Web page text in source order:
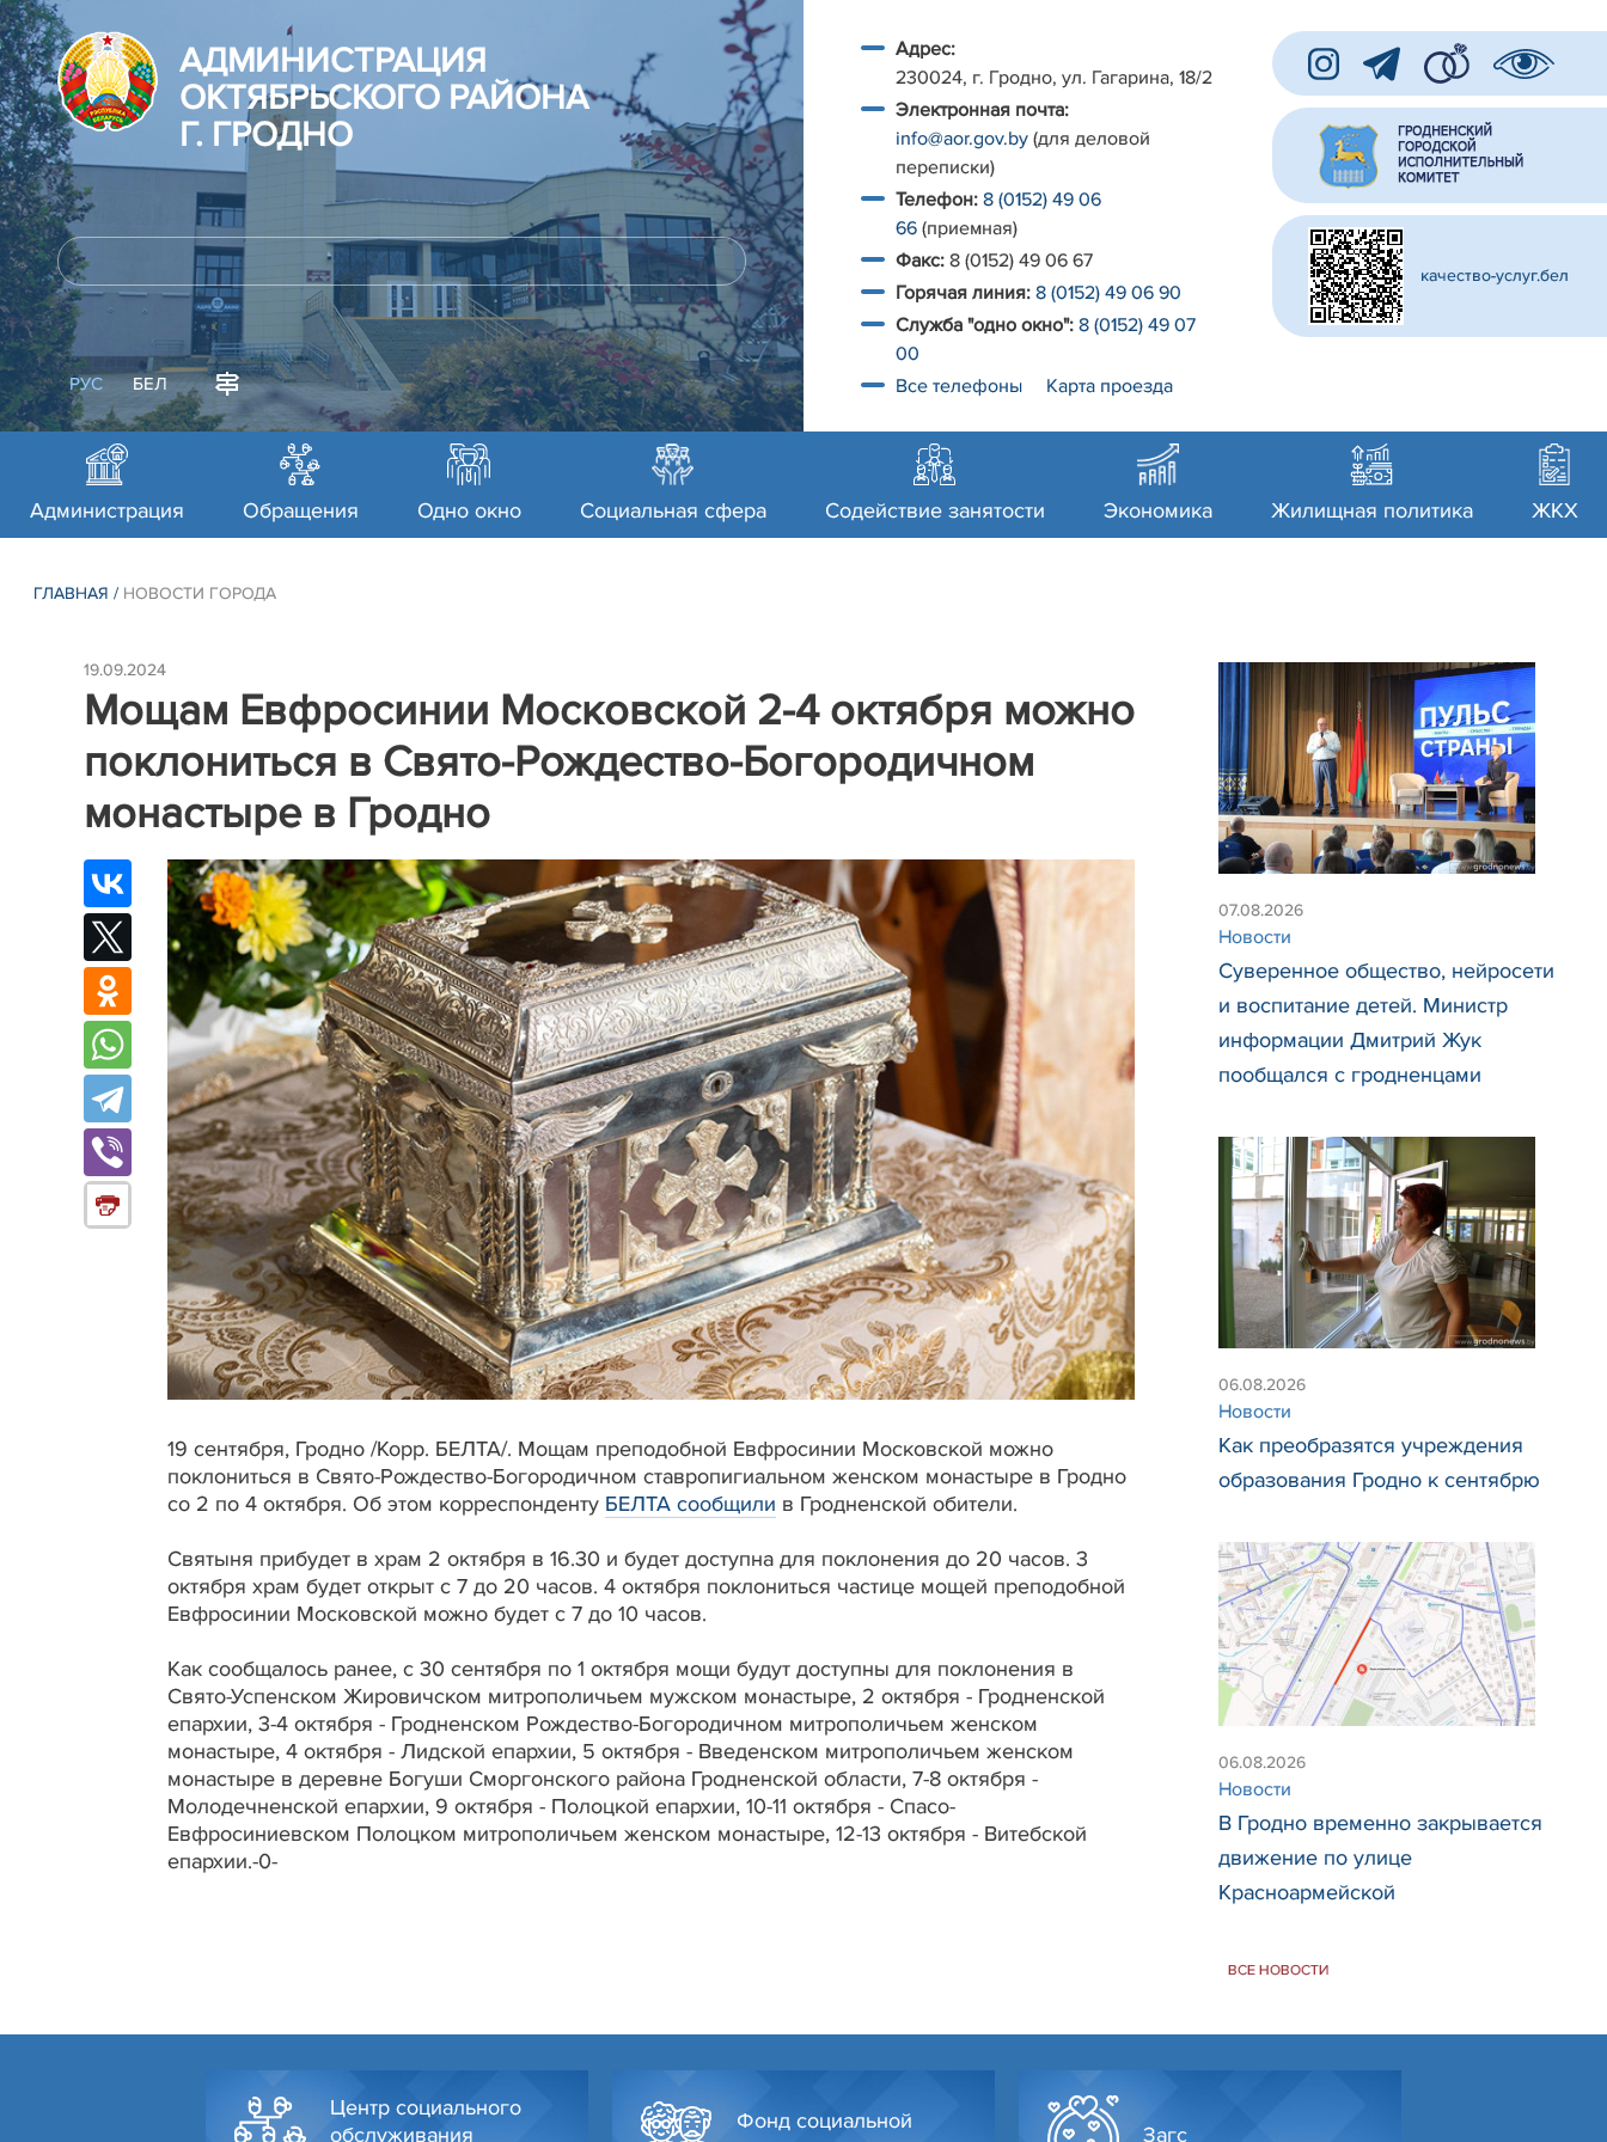
АДМИНИСТРАЦИЯ
ОКТЯБРЬСКОГО РАЙОНА
Г. ГРОДНО
РУС БЕЛ
Адрес:
230024, г. Гродно, ул. Гагарина, 18/2
Электронная почта:
info@aor.gov.by (для деловой
переписки)
Телефон: 8 (0152) 49 06
66 (приемная)
Факс: 8 (0152) 49 06 67
Горячая линия: 8 (0152) 49 06 90
Служба "одно окно": 8 (0152) 49 07
00
Все телефоны
Карта проезда
качество-услуг.бел
Администрация Обращения Одно окно Социальная сфера Содействие занятости Экономика Жилищная политика ЖКХ
ГЛАВНАЯ / НОВОСТИ ГОРОДА
19.09.2024
Мощам Евфросинии Московской 2-4 октября можно
поклониться в Свято-Рождество-Богородичном
монастыре в Гродно
19 сентября, Гродно /Корр. БЕЛТА/. Мощам преподобной Евфросинии Московской можно
поклониться в Свято-Рождество-Богородичном ставропигиальном женском монастыре в Гродно
со 2 по 4 октября. Об этом корреспонденту БЕЛТА сообщили в Гродненской обители.
Святыня прибудет в храм 2 октября в 16.30 и будет доступна для поклонения до 20 часов. 3
октября храм будет открыт с 7 до 20 часов. 4 октября поклониться частице мощей преподобной
Евфросинии Московской можно будет с 7 до 10 часов.
Как сообщалось ранее, с 30 сентября по 1 октября мощи будут доступны для поклонения в
Свято-Успенском Жировичском митрополичьем мужском монастыре, 2 октября - Гродненской
епархии, 3-4 октября - Гродненском Рождество-Богородичном митрополичьем женском
монастыре, 4 октября - Лидской епархии, 5 октября - Введенском митрополичьем женском
монастыре в деревне Богуши Сморгонского района Гродненской области, 7-8 октября -
Молодечненской епархии, 9 октября - Полоцкой епархии, 10-11 октября - Спасо-
Евфросиниевском Полоцком митрополичьем женском монастыре, 12-13 октября - Витебской
епархии.-0-
07.08.2026
Новости
Суверенное общество, нейросети
и воспитание детей. Министр
информации Дмитрий Жук
пообщался с гродненцами
06.08.2026
Новости
Как преобразятся учреждения
образования Гродно к сентябрю
06.08.2026
Новости
В Гродно временно закрывается
движение по улице
Красноармейской
ВСЕ НОВОСТИ
Центр социального
обслуживания
Фонд социальной
Загс